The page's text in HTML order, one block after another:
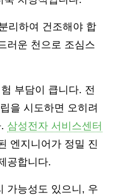
리하여 건조해야 합
러운 천으로 조심스
부담이 큽니다. 전
을 시도하면 오히려
삼성전자 서비스센터
엔지니어가 정밀 진
공합니다.
가능성도 있으니, 우